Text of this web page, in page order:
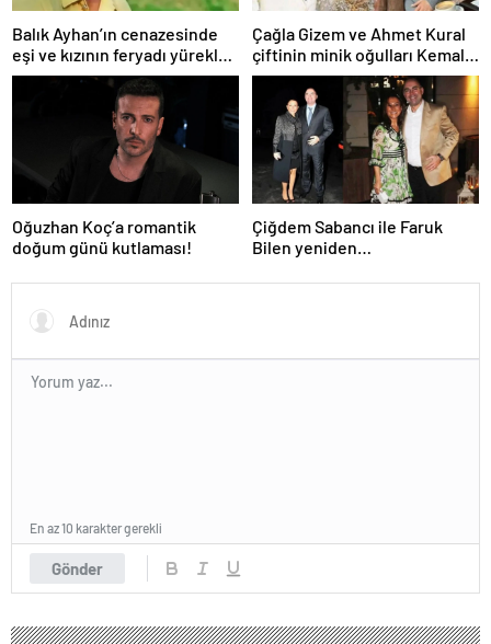
Balık Ayhan’ın cenazesinde
eşi ve kızının feryadı yürekleri
dağladı: “Baba kalk canım
Çağla Gizem ve Ahmet Kural
çiftinin minik oğulları Kemal, 1
yaşına bastı! İşte doğum
gününden kareler!
Oğuzhan Koç’a romantik
doğum günü kutlaması!
Çiğdem Sabancı ile Faruk
Bilen yeniden
damadı, eski eşinin hapis
Gönder
En az 10 karakter gerekli